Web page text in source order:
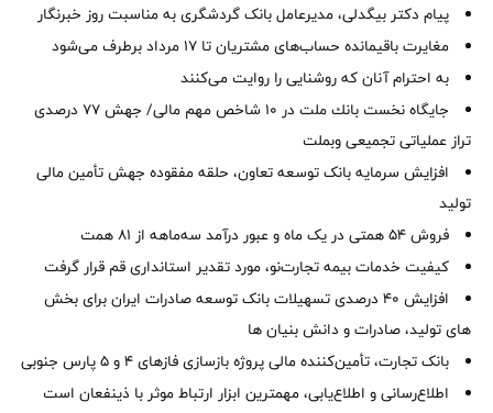
پیام دکتر بیگدلی، مدیرعامل بانک گردشگری به مناسبت روز خبرنگار
مغایرت‌ باقیمانده حساب‌های مشتریان تا ۱۷ مرداد برطرف می‌شود
به احترام آنان که روشنایی را روایت می‌کنند
جایگاه نخست بانك ملت در 10 شاخص مهم مالی/ جهش 77 درصدی
تراز عملیاتی تجمیعی وبملت
افزایش سرمایه بانک توسعه تعاون، حلقه مفقوده جهش تأمین مالی
تولید
فروش 54 همتی در یک ماه و عبور درآمد سه‌ماهه از 81 همت
کیفیت خدمات بیمه تجارت‌نو، مورد تقدیر استانداری قم قرار گرفت
افزایش 40 درصدی تسهیلات بانک توسعه صادرات ایران برای بخش
های تولید، صادرات و دانش بنیان ها
بانک تجارت، تأمین‌کننده مالی پروژه بازسازی فازهای ۴ و ۵ پارس جنوبی
اطلاع‌رسانی و اطلاع‌یابی، مهمترین ابزار ارتباط موثر با ذینفعان است